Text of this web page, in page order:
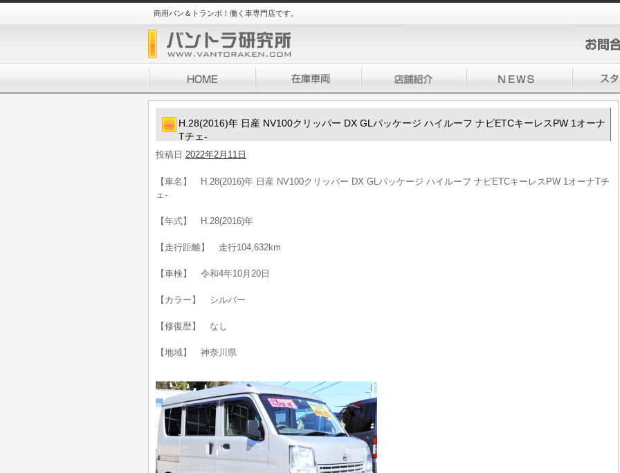
商用バン＆トランポ！働く車専門店です。
H.28(2016)年 日産 NV100クリッパー DX GLパッケージ ハイルーフ ナビETCキーレスPW 1オーナ
Tチェ-
投稿日 2022年2月11日
【車名】 H.28(2016)年 日産 NV100クリッパー DX GLパッケージ ハイルーフ ナビETCキーレスPW 1オーナTチ
ェ-
【年式】 H.28(2016)年
【走行距離】 走行104,632km
【車検】 令和4年10月20日
【カラー】 シルバー
【修復歴】 なし
【地域】 神奈川県